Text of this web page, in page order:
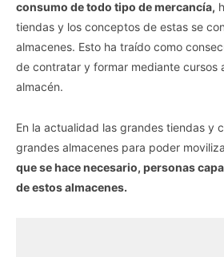
consumo de todo tipo de mercancía,
tiendas y los conceptos de estas se
almacenes. Esto ha traído como
de contratar y formar mediante cursos
almacén.
En la actualidad las grandes tiendas y
grandes almacenes para poder
que se hace necesario, personas
de estos almacenes.